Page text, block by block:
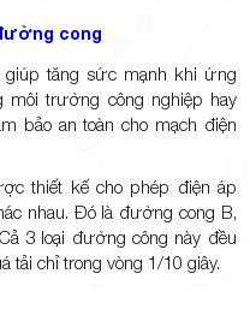
cong
tăng sức mạnh khi ứng
môi trường công nghiệp hay
bảo an toàn cho mạch điện
thiết kế cho phép điện áp
nhau. Đó là đường cong B,
3 loại đường công này đều
tải chỉ trong vòng 1/10 giây.